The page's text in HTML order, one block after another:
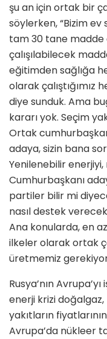
şu an için ortak bir
söylerken, “Bizim ev
tam 30 tane madde
çalışılabilecek
eğitimden sağlığa
olarak çalıştığımız
diye sunduk. Ama
kararı yok. Seçim
Ortak
adaya, sizin bana
Yenilenebilir
Cumhurbaşkanı
partiler bilir mi
nasıl destek
Ana konularda, en
ilkeler olarak ortak
üretmemiz
Rusya’nın
enerji krizi
yakıtların
Avrupa’da nükleer